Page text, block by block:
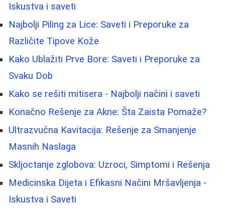
Iskustva i saveti
Najbolji Piling za Lice: Saveti i Preporuke za
Različite Tipove Kože
Kako Ublažiti Prve Bore: Saveti i Preporuke za
Svaku Dob
Kako se rešiti mitisera - Najbolji načini i saveti
Konačno Rešenje za Akne: Šta Zaista Pomaže?
Ultrazvučna Kavitacija: Rešenje za Smanjenje
Masnih Naslaga
Skljoctanje zglobova: Uzroci, Simptomi i Rešenja
Medicinska Dijeta i Efikasni Načini Mršavljenja -
Iskustva i Saveti